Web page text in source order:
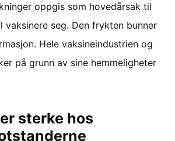
oppgis som hovedårsak til
vaksinere seg. Den frykten bunner
Hele vaksineindustrien og
på grunn av sine hemmeligheter
sterke hos